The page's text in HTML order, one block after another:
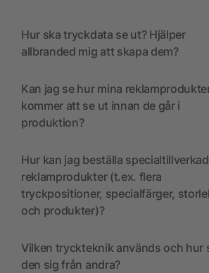
Hur ska tryckdata se ut? Hjälper
allbranded mig att skapa dem?
Kan jag se hur mina
kommer att se ut innan de går i
produktion?
Hur kan jag beställa
reklamprodukter (t.ex. flera
tryckpositioner, specialfärger,
och produkter)?
Vilken tryckteknik används och hur
den sig från andra?